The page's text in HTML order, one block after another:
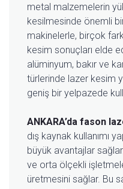
metal malzemelerin
kesilmesinde önemli
makinelerle, birçok
kesim sonuçları elde
alüminyum, bakır ve
türlerinde lazer kesim
geniş bir yelpazede
ANKARA’da fason
dış kaynak kullanımı
büyük avantajlar
ve orta ölçekli
üretmesini sağlar. Bu